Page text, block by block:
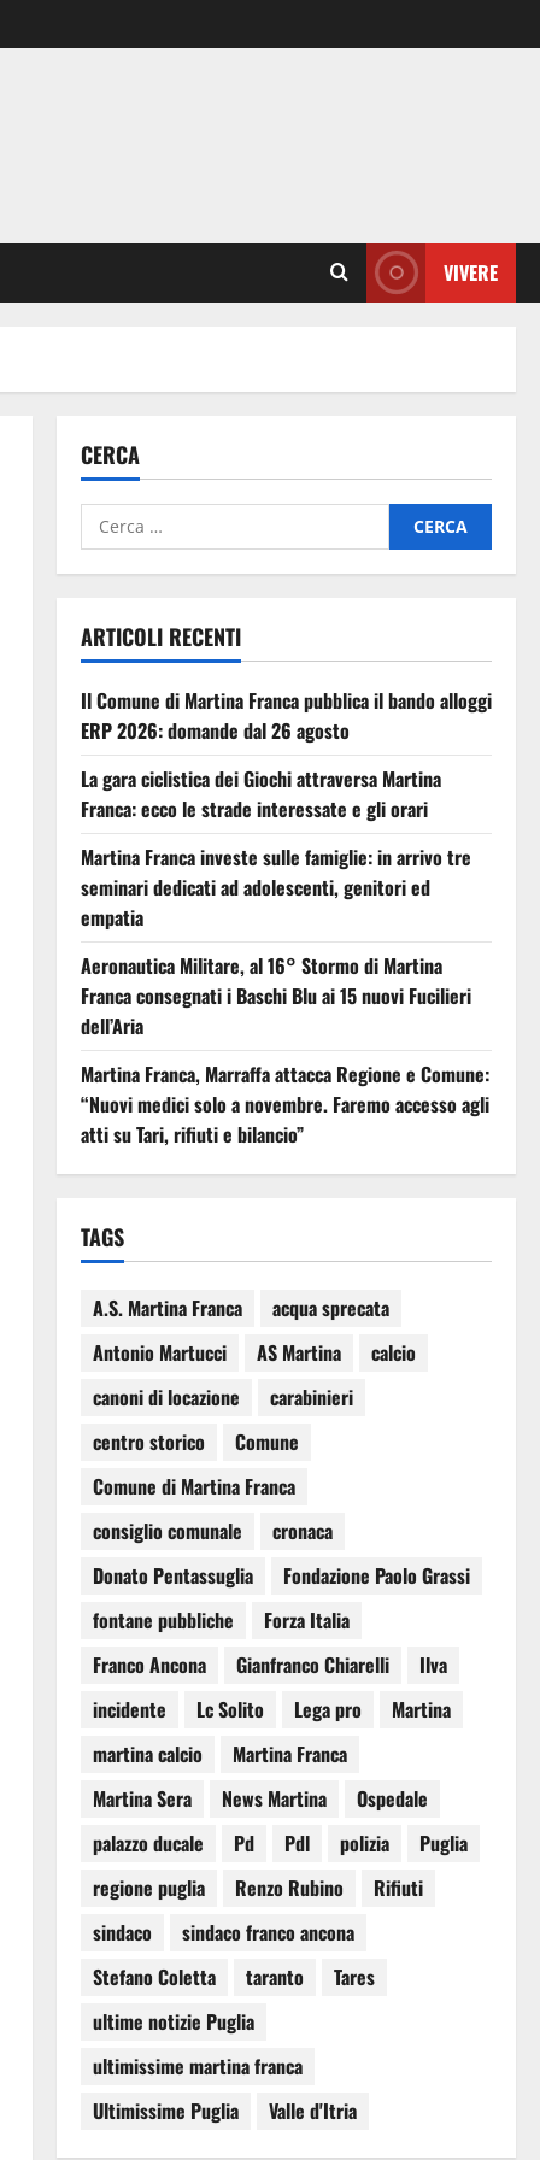
VIVERE
CERCA
ARTICOLI RECENTI
Il Comune di Martina Franca pubblica il bando alloggi
ERP 2026: domande dal 26 agosto
La gara ciclistica dei Giochi attraversa Martina
Franca: ecco le strade interessate e gli orari
Martina Franca investe sulle famiglie: in arrivo tre
seminari dedicati ad adolescenti, genitori ed
empatia
Aeronautica Militare, al 16° Stormo di Martina
Franca consegnati i Baschi Blu ai 15 nuovi Fucilieri
dell’Aria
Martina Franca, Marraffa attacca Regione e Comune:
“Nuovi medici solo a novembre. Faremo accesso agli
atti su Tari, rifiuti e bilancio”
TAGS
A.S. Martina Franca
acqua sprecata
Antonio Martucci
AS Martina
calcio
canoni di locazione
carabinieri
centro storico
Comune
Comune di Martina Franca
consiglio comunale
cronaca
Donato Pentassuglia
Fondazione Paolo Grassi
fontane pubbliche
Forza Italia
Franco Ancona
Gianfranco Chiarelli
Ilva
incidente
Lc Solito Lega pro
Martina
martina calcio
Martina Franca
Martina Sera
News Martina
Ospedale
palazzo ducale
Pd Pdl polizia
Puglia
regione puglia
Renzo Rubino
Rifiuti
sindaco
sindaco franco ancona
Stefano Coletta
taranto
Tares
ultime notizie Puglia
ultimissime martina franca
Ultimissime Puglia
Valle d'Itria